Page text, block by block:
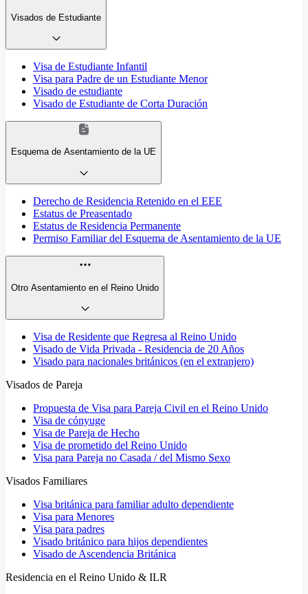
Visados de Estudiante
Visa de Estudiante Infantil
Visa para Padre de un Estudiante Menor
Visado de estudiante
Visado de Estudiante de Corta Duración
Esquema de Asentamiento de la UE
Derecho de Residencia Retenido en el EEE
Estatus de Preasentado
Estatus de Residencia Permanente
Permiso Familiar del Esquema de Asentamiento de la UE
Otro Asentamiento en el Reino Unido
Visa de Residente que Regresa al Reino Unido
Visado de Vida Privada - Residencia de 20 Años
Visado para nacionales británicos (en el extranjero)
Visados de Pareja
Propuesta de Visa para Pareja Civil en el Reino Unido
Visa de cónyuge
Visa de Pareja de Hecho
Visa de prometido del Reino Unido
Visa para Pareja no Casada / del Mismo Sexo
Visados Familiares
Visa británica para familiar adulto dependiente
Visa para Menores
Visa para padres
Visado británico para hijos dependientes
Visado de Ascendencia Británica
Residencia en el Reino Unido & ILR